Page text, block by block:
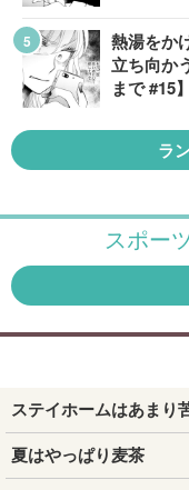
熱湯をか
立ち向か
まで #15】
ラ